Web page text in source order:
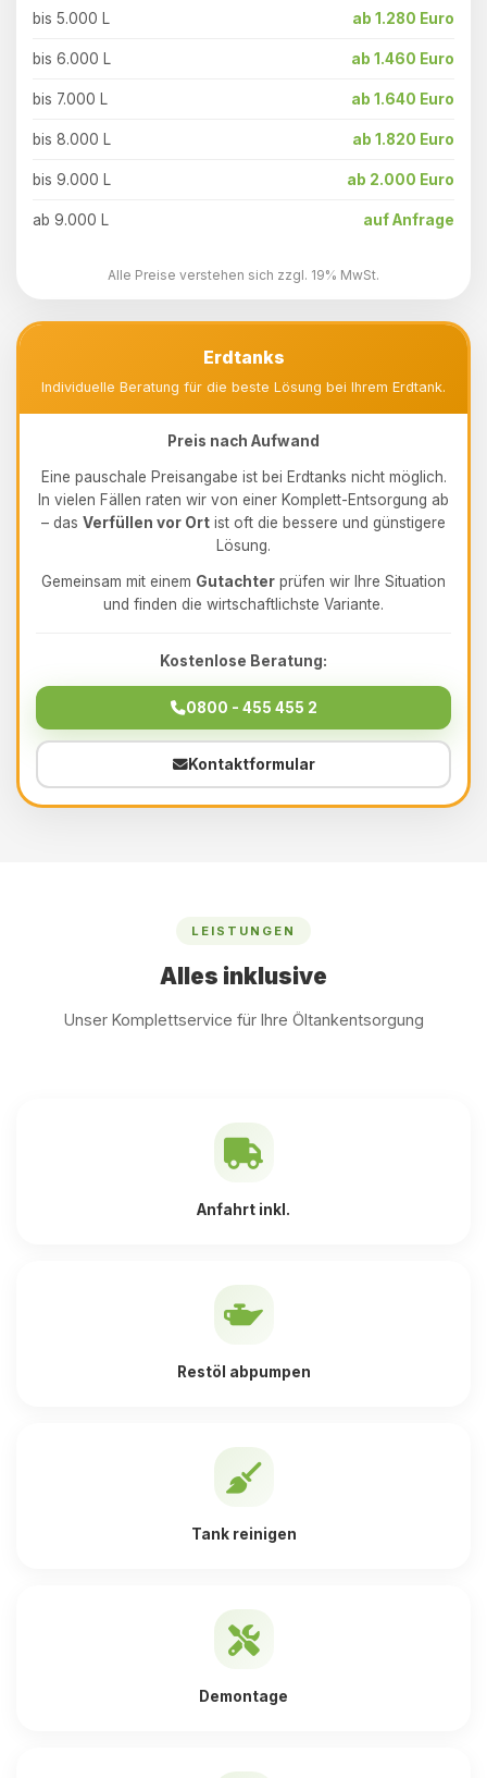
bis 5.000 L ab 1.280 Euro
bis 6.000 L ab 1.460 Euro
bis 7.000 L ab 1.640 Euro
bis 8.000 L ab 1.820 Euro
bis 9.000 L ab 2.000 Euro
ab 9.000 L auf Anfrage
Alle Preise verstehen sich zzgl. 19% MwSt.
Erdtanks
Individuelle Beratung für die beste Lösung bei Ihrem Erdtank.
Preis nach Aufwand
Eine pauschale Preisangabe ist bei Erdtanks nicht möglich.
In vielen Fällen raten wir von einer Komplett-Entsorgung ab
– das Verfüllen vor Ort ist oft die bessere und günstigere
Lösung.
Gemeinsam mit einem Gutachter prüfen wir Ihre Situation
und finden die wirtschaftlichste Variante.
Kostenlose Beratung:
0800 - 455 455 2
Kontaktformular
LEISTUNGEN
Alles inklusive
Unser Komplettservice für Ihre Öltankentsorgung
Anfahrt inkl.
Restöl abpumpen
Tank reinigen
Demontage